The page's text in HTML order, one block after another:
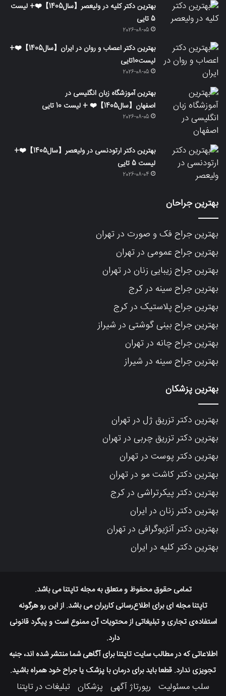
بهترین دکتر کلیه در ولیعصر【سال1405】❤️+ لیست
5 تایی
2026-08-05
بهترین دکتر اعصاب و روان در ایران【سال1405】❤️+
لیست10تایی
2026-08-05
بهترین آموزشگاه زبان انگلیسی در
اصفهان【سال1405】❤️ + لیست 10 تایی
2026-08-05
بهترین دکتر ارتودنسی در ولیعصر【سال1405】❤️+
لیست 5 تایی
2026-08-04
بهترین جراحان
بهترین جراح فک و صورت در تهران
بهترین جراح عمومی در تهران
بهترین جراح زیبایی زنان در تهران
بهترین جراح سینه در کرج
بهترین جراح پلاستیک در کرج
بهترین جراح بینی گوشتی در شیراز
بهترین جراح چانه در تهران
بهترین جراح سینه در شیراز
بهترین پزشکان
بهترین دکتر تزریق ژل در تهران
بهترین دکتر تزریق چربی در تهران
بهترین دکتر پوست در تهران
بهترین دکتر کاشت مو در تهران
بهترین دکتر پیکرتراشی در کرج
بهترین دکتر زنان در ایران
بهترین دکتر آنژیوگرافی در تهران
بهترین دکتر کلیه در ایران
تمامی حقوق محفوظ و متعلق به مجله تاپتنا می باشد.
تاپتنا مجله ای برای اطلاع‌رسانی کاربران می باشد. از این رو هرگونه
استفاده‌ی تجاری و تبلیغاتی از محتویات آن ممنوع است و پیگرد قانونی
دارد.
اطلاعاتی که در مطالب سایت تاپتنا برای آگاهی شما منتشر شده اند، جنبه
تجویزی ندارد. قطعا باید برای درمان با پزشک یا جراح خود همراه باشید.
سلب مسئولیت رپورتاژ آگهی پزشکان تبلیغات در تاپتنا